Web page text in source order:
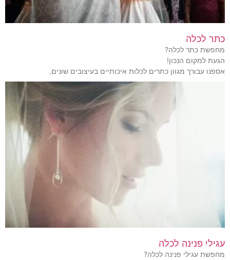
כתר לכלה
מחפשת כתר לכלה?
הגעת למקום הנכון!
אספנו עבורך מגוון כתרים לכלות איכותיים בעיצובים שונים.
עגילי פנינה לכלה
מחפשת עגילי פנינה לכלה?